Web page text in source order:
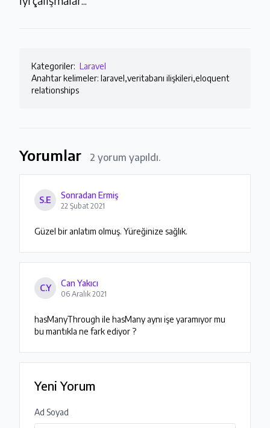
Kategoriler: Laravel
Anahtar kelimeler: laravel,veritabanı ilişkileri,eloquent
relationships
Yorumlar 2 yorum yapıldı.
S.E Sonradan Ermiş
22 Şubat 2021
Güzel bir anlatım olmuş. Yüreğinize sağlık.
C.Y Can Yakıcı
06 Aralık 2021
hasManyThrough ile hasMany aynı işe yaramıyor mu
bu mantıkla ne fark ediyor ?
Yeni Yorum
Ad Soyad